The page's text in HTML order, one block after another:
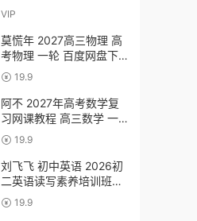
三轮复习视频教程 百度网
VIP
莫慌年 2027高三物理 高
考物理 一轮 百度网盘下
载 19.9
阿不 2027年高考数学复
习网课教程 高三数学 一
轮复习视频教程 百度网盘
下载
19.9
刘飞飞 初中英语 2026初
二英语读写素养培训班
（秋上秋下·全国版·S）百
度网盘下载
19.9